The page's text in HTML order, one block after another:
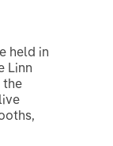
held in
Linn
the